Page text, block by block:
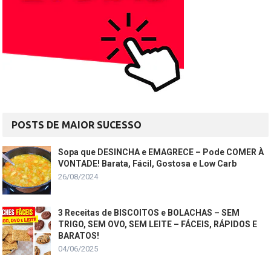
POSTS DE MAIOR SUCESSO
Sopa que DESINCHA e EMAGRECE – Pode COMER À
VONTADE! Barata, Fácil, Gostosa e Low Carb
26/08/2024
3 Receitas de BISCOITOS e BOLACHAS – SEM
TRIGO, SEM OVO, SEM LEITE – FÁCEIS, RÁPIDOS E
BARATOS!
04/06/2025